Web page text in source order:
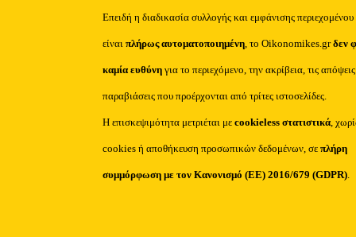
Επειδή η διαδικασία συλλογής και εμφάνισης περιεχομένου
είναιπλήρως αυτοματοποιημένη, το Oikonomikes.grδεν
καμία ευθύνη για το περιεχόμενο, την ακρίβεια, τις
παραβιάσεις που προέρχονται από τρίτες ιστοσελίδες.
Η επισκεψιμότητα μετριέται μεcookieless στατιστικά,
cookies ή αποθήκευση προσωπικών δεδομένων, σεπλήρη
συμμόρφωση με τον Κανονισμό (ΕΕ) 2016/679 (GDPR).